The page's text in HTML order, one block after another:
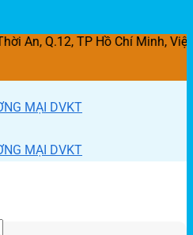
Q.12, TP Hồ Chí Minh, Việt